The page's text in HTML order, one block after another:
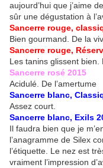
aujourd’hui que j’aime
sûr une dégustation à
Sancerre rouge,
Bien gourmand. De la
Sancerre rouge,
Les tanins glissent bien.
Sancerre rosé 2015
Acidulé. De l’amertume
Sancerre blanc,
Assez court.
Sancerre blanc, Exils
Il faudra bien que je
l’anagramme de Silex
l’étiquette. Le nez est
vraiment l’impression